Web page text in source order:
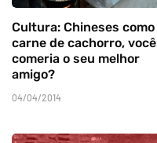
Cultura: Chineses como
carne de cachorro, você
comeria o seu melhor
amigo?
04/04/2014